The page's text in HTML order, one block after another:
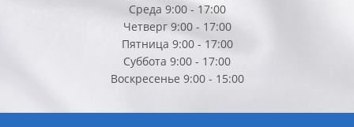
Среда 9:00 - 17:00
Четверг 9:00 - 17:00
Пятница 9:00 - 17:00
Суббота 9:00 - 17:00
Воскресенье 9:00 - 15:00